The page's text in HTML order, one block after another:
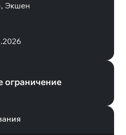
Экшен
ограничение